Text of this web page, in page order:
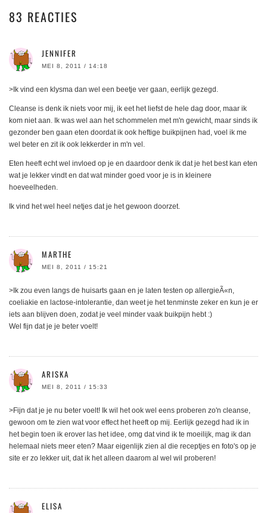
83 REACTIES
JENNIFER
MEI 8, 2011 / 14:18
>Ik vind een klysma dan wel een beetje ver gaan, eerlijk gezegd.
Cleanse is denk ik niets voor mij, ik eet het liefst de hele dag door, maar ik
kom niet aan. Ik was wel aan het schommelen met m'n gewicht, maar sinds ik
gezonder ben gaan eten doordat ik ook heftige buikpijnen had, voel ik me
wel beter en zit ik ook lekkerder in m'n vel.
Eten heeft echt wel invloed op je en daardoor denk ik dat je het best kan eten
wat je lekker vindt en dat wat minder goed voor je is in kleinere
hoeveelheden.
Ik vind het wel heel netjes dat je het gewoon doorzet.
MARTHE
MEI 8, 2011 / 15:21
>Ik zou even langs de huisarts gaan en je laten testen op allergieÃ«n,
coeliakie en lactose-intolerantie, dan weet je het tenminste zeker en kun je er
iets aan blijven doen, zodat je veel minder vaak buikpijn hebt :)
Wel fijn dat je je beter voelt!
ARISKA
MEI 8, 2011 / 15:33
>Fijn dat je je nu beter voelt! Ik wil het ook wel eens proberen zo'n cleanse,
gewoon om te zien wat voor effect het heeft op mij. Eerlijk gezegd had ik in
het begin toen ik erover las het idee, omg dat vind ik te moeilijk, mag ik dan
helemaal niets meer eten? Maar eigenlijk zien al die receptjes en foto's op je
site er zo lekker uit, dat ik het alleen daarom al wel wil proberen!
ELISA